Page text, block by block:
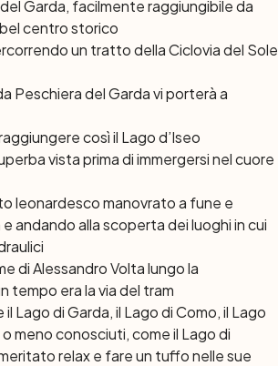
Garda, facilmente raggiungibile da
bel centro storico
un tratto della Ciclovia del Sole
Peschiera del Garda vi porterà a
così il Lago d’Iseo
vista prima di immergersi nel cuore
leonardesco manovrato a fune e
andando alla scoperta dei luoghi in cui
di Alessandro Volta lungo la
tempo era la via del tram
Lago di Garda, il Lago di Como, il Lago
meno conosciuti, come il Lago di
relax e fare un tuffo nelle sue